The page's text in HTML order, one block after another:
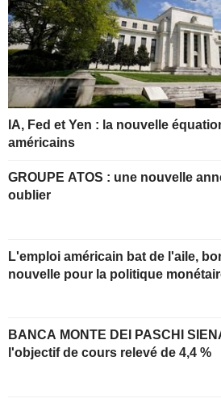
IA, Fed et Yen : la nouvelle
américains
GROUPE ATOS : une nouvelle année à
oublier
L'emploi américain bat de l'aile,
nouvelle pour la politique
BANCA MONTE DEI PASCHI
l'objectif de cours relevé de 4,4 %